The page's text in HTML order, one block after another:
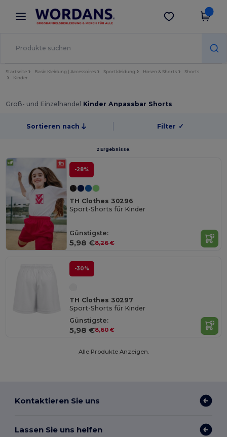
× Wordans App
Bessere Preise in der App!
App holen
Startseite Basic Kleidung | Accessoires Sportkleidung Hosen & Shorts
Shorts
Kinder
Groß- und Einzelhandel Kinder Anpassbar Shorts
Sortieren nach Filter ✓
2 Ergebnisse.
-28%
TH Clothes 30296
Sport-Shorts für Kinder
Günstigste:
5,98 €8,26 €
-30%
TH Clothes 30297
Sport-Shorts für Kinder
Günstigste:
5,98 €8,60 €
Alle Produkte Anzeigen.
Kontaktieren Sie uns
Lassen Sie uns helfen